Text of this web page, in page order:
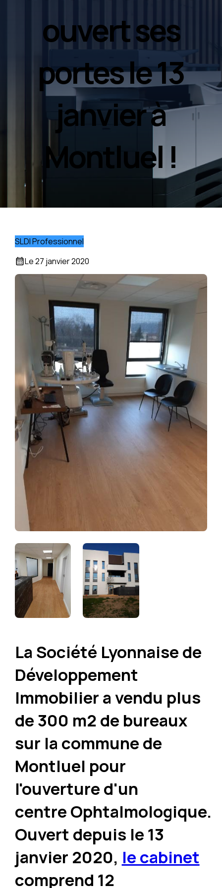
ouvert ses
portes le 13
janvier à
Montluel !
SLDI Professionnel
calendar_monthLe27 janvier 2020
La Société Lyonnaise de
Développement
Immobilier a vendu plus
de 300 m2 de bureaux
sur la commune de
Montluel pour
l'ouverture d'un
centre Ophtalmologique.
Ouvert depuis le 13
janvier 2020, le cabinet
comprend 12